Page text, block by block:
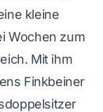
kleine
Wochen zum
Mit ihm
Finkbeiner